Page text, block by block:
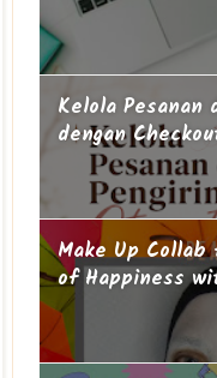
Kelola Pesanan
dengan
Make Up
of Happiness